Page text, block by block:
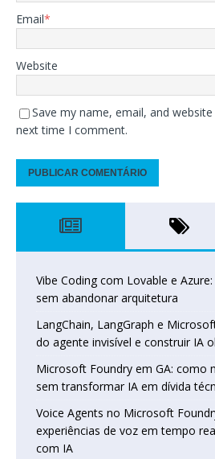
Email*
Website
Save my name, email, and
next time I comment.
Vibe Coding com Lovable e
sem abandonar arquitetura
LangChain, LangGraph e
do agente invisível e construir IA
Microsoft Foundry em GA: como
sem transformar IA em dívida
Voice Agents no Microsoft
experiências de voz em tempo
com IA